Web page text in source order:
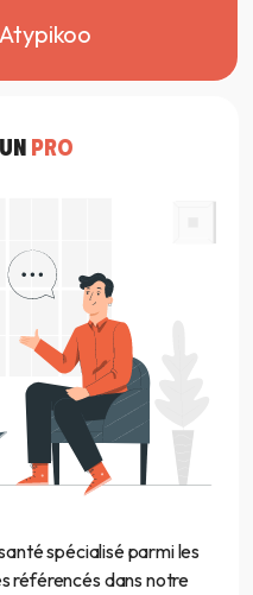
PRO
spécialisé parmi les
référencés dans notre